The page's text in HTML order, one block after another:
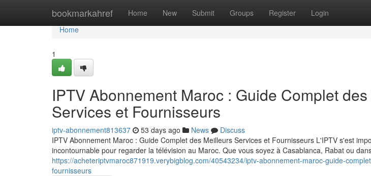
bookmarkahref Home New Submit Groups Register Login
Home
Home
1
IPTV Abonnement Maroc : Guide Complet
Services et Fournisseurs
iptv-abonnement813637 53 days ago News
Discuss
IPTV Abonnement Maroc : Guide Complet des Meilleurs Services et Fournisseurs L'IPTV s'est
incontournable pour regarder la télévision au Maroc. Que vous soyez à Casablanca, Rabat ou
https://acheteriptvmaroc871919.verybigblog.com/40543234/iptv-abonnement-maroc-guide-
fournisseurs